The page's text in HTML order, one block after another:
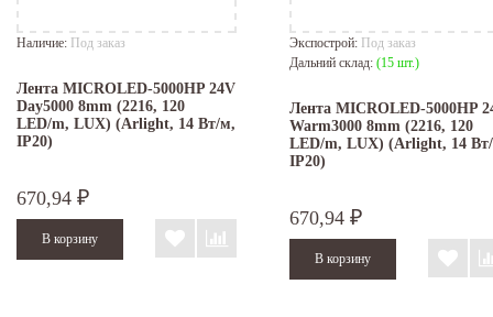
Наличие: Под заказ
Лента MICROLED-5000HP 24V
Day5000 8mm (2216, 120
LED/m, LUX) (Arlight, 14 Вт/м,
IP20)
670,94 ₽
Экспострой: Под заказ
Дальний склад: (15 шт.)
Лента MICROLED-5000HP
Warm3000 8mm (2216, 120
LED/m, LUX) (Arlight, 14
IP20)
670,94 ₽